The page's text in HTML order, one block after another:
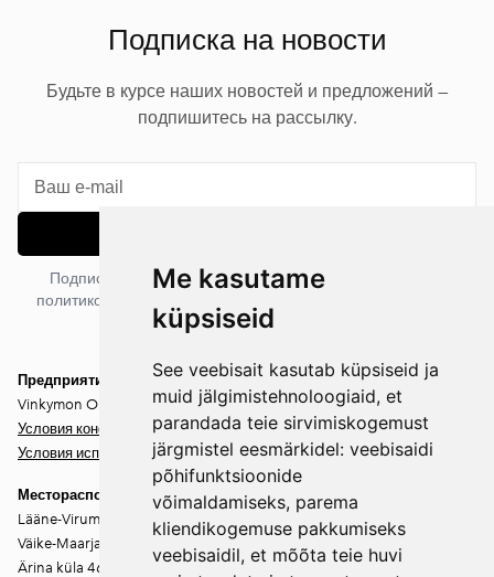
Me kasutame
küpsiseid
See veebisait kasutab küpsiseid ja
muid jälgimistehnoloogiaid, et
parandada teie sirvimiskogemust
järgmistel eesmärkidel: veebisaidi
põhifunktsioonide
võimaldamiseks, parema
kliendikogemuse pakkumiseks
veebisaidil, et mõõta teie huvi
Подписка на новости
Будьте в курсе наших новостей и предложений —
подпишитесь на рассылку.
Подписываясь на рассылку, вы соглашаетесь с нашей
политикой конфиденциальности. Вы можете отписаться в
любое время.
Предприятие
Vinkymon OÜ
Условия конфиденциальности
Условия использования
Месторасположение
Lääne-Virumaa
Väike-Maarja vald
Ärina küla 46202